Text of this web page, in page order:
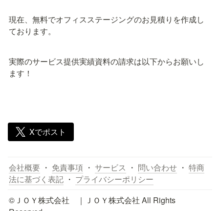
現在、無料でオフィスステージングのお見積りを作成し
ております。
実際のサービス提供実績資料の請求は以下からお願いし
ます！
Xでポスト
会社概要 ・ 免責事項 ・ サービス ・ 問い合わせ ・ 特商
法に基づく表記 ・ プライバシーポリシー
©️ＪＯＹ株式会社　｜ＪＯＹ株式会社 All Rights